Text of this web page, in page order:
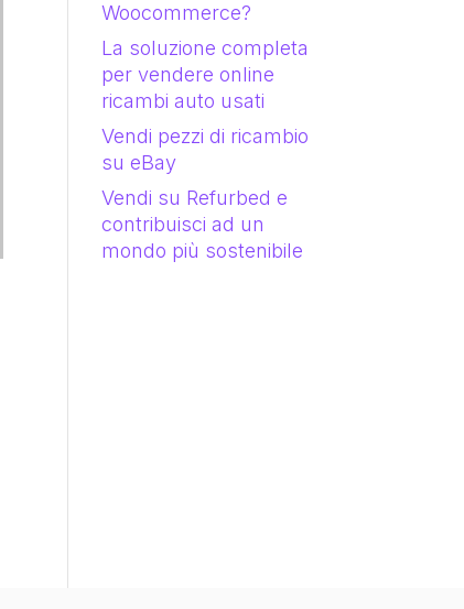
Woocommerce?
La soluzione completa
per vendere online
ricambi auto usati
Vendi pezzi di ricambio
su eBay
Vendi su Refurbed e
contribuisci ad un
mondo più sostenibile